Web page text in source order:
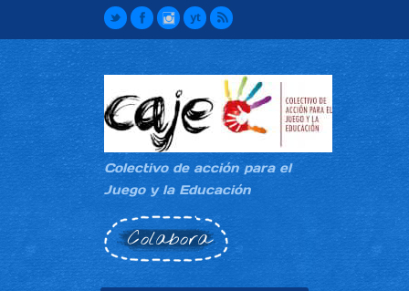
Colectivo de acción para el
Juego y la Educación
Colabora